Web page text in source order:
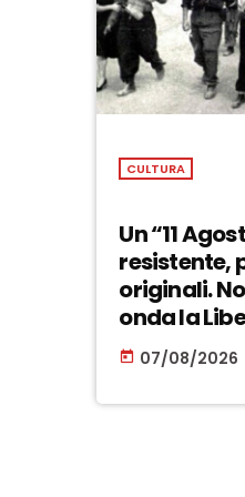
CULTURA
Un “11
resistente,
originali.
onda la
today 07/08/2026